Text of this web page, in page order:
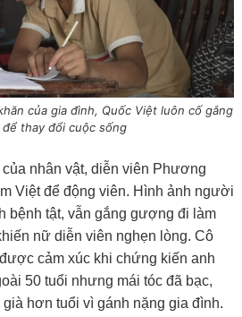
của gia đình, Quốc Việt luôn cố gắng
thay đổi cuộc sống
nhân vật, diễn viên Phương
Việt để động viên. Hình ảnh người
bệnh tật, vẫn gắng gượng đi làm
nữ diễn viên nghẹn lòng. Cô
cảm xúc khi chứng kiến anh
50 tuổi nhưng mái tóc đã bạc,
hơn tuổi vì gánh nặng gia đình.